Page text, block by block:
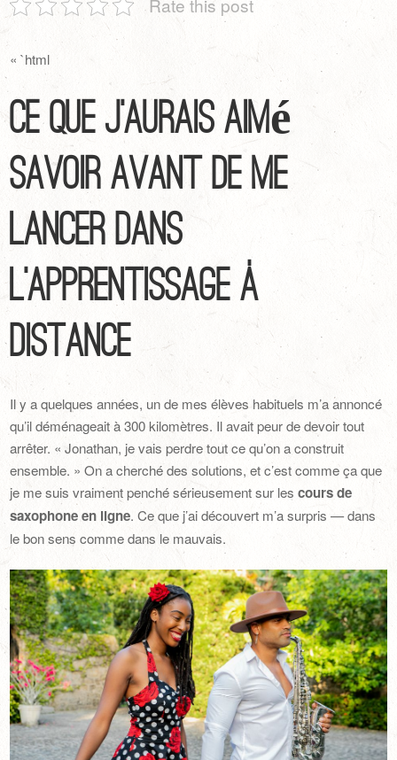
« `html
Ce que j’aurais aimé
savoir avant de me
lancer dans
l’apprentissage à
distance
Il y a quelques années, un de mes élèves habituels m’a annoncé
qu’il déménageait à 300 kilomètres. Il avait peur de devoir tout
arrêter. « Jonathan, je vais perdre tout ce qu’on a construit
ensemble. » On a cherché des solutions, et c’est comme ça que
je me suis vraiment penché sérieusement sur lescours de
saxophone en ligne. Ce que j’ai découvert m’a surpris — dans
le bon sens comme dans le mauvais.